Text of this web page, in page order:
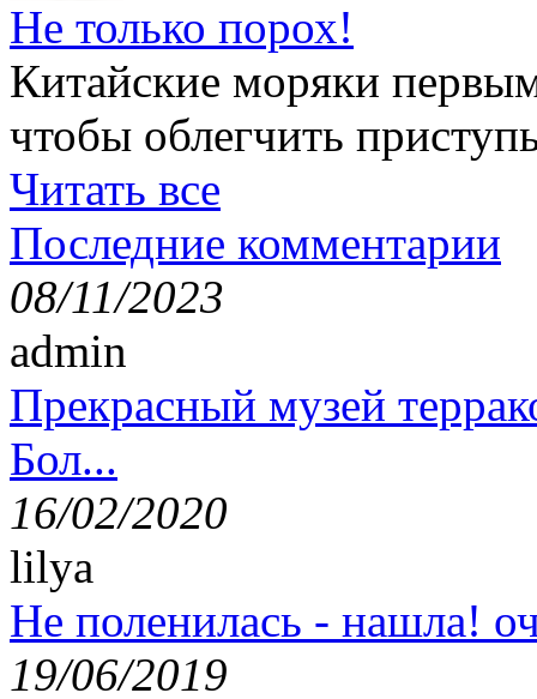
Не только порох!
Китайские моряки
чтобы облегчить
Читать все
Последние комментарии
08/11/2023
admin
Прекрасный музей
Бол...
16/02/2020
lilya
Не поленилась - нашла!
19/06/2019